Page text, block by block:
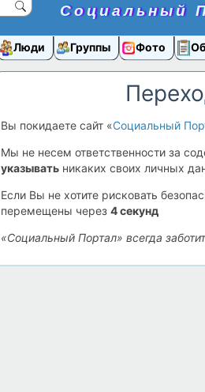
Социальный
Люди Группы Фото
Вы покидаете сайт «Социальный
Мы не несем ответственности за
указывать никаких своих личных
Если Вы не хотите рисковать
перемещены через 4секунд
«Социальный Портал» всегда